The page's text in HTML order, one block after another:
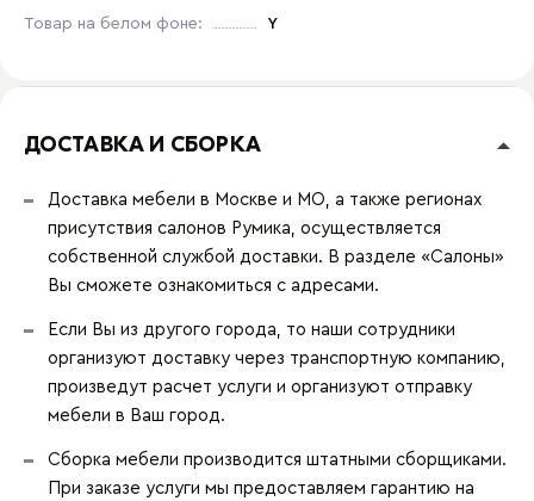
Товар на белом фоне: Y
ДОСТАВКА И СБОРКА
Доставка мебели в Москве и МО, а также регионах
присутствия салонов Румика, осуществляется
собственной службой доставки. В разделе «Салоны»
Вы сможете ознакомиться с адресами.
Если Вы из другого города, то наши сотрудники
организуют доставку через транспортную компанию,
произведут расчет услуги и организуют отправку
мебели в Ваш город.
Сборка мебели производится штатными сборщиками.
При заказе услуги мы предоставляем гарантию на